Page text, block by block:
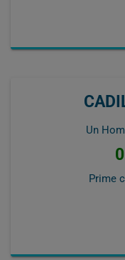
Un
Prime